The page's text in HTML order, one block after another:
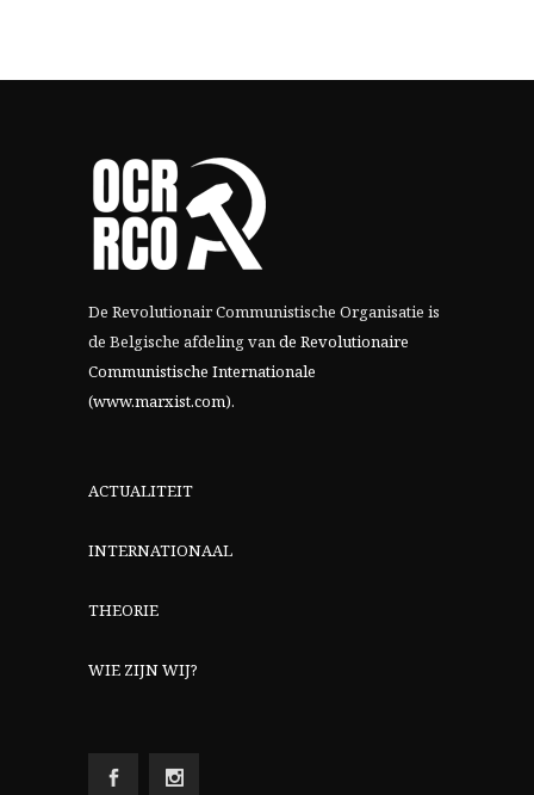
De Revolutionair Communistische Organisatie is
de Belgische afdeling vande Revolutionaire
Communistische Internationale
(www.marxist.com).
ACTUALITEIT
INTERNATIONAAL
THEORIE
WIE ZIJN WIJ?